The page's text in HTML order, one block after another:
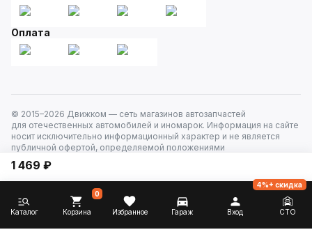
1 469 ₽
Оплата
© 2015–2026 Движком — сеть магазинов автозапчастей
для отечественных автомобилей и иномарок. Информация на сайте
носит исключительно информационный характер и не является
публичной офертой, определяемой положениями
Каталог Корзина
0
Избранное Гараж Вход СТО
4%+ скидка